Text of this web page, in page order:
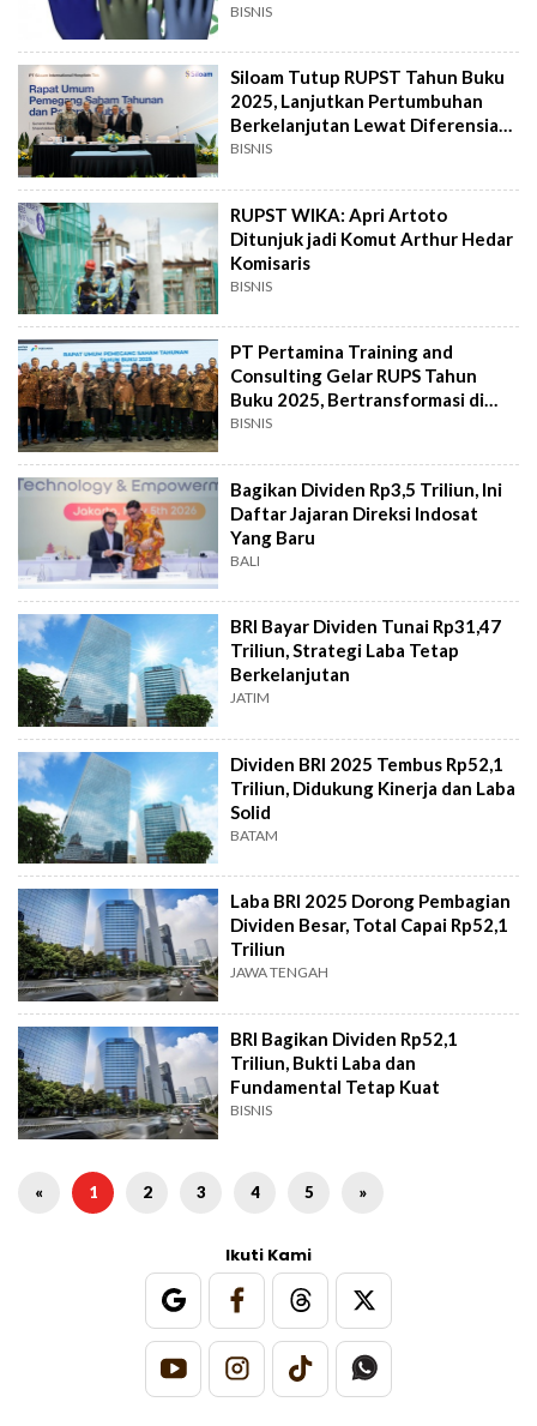
BISNIS
Siloam Tutup RUPST Tahun Buku
2025, Lanjutkan Pertumbuhan
Berkelanjutan Lewat Diferensiasi
Arketipe
BISNIS
RUPST WIKA: Apri Artoto
Ditunjuk jadi Komut Arthur Hedar
Komisaris
BISNIS
PT Pertamina Training and
Consulting Gelar RUPS Tahun
Buku 2025, Bertransformasi di
Tengah Fluktuasi
BISNIS
Bagikan Dividen Rp3,5 Triliun, Ini
Daftar Jajaran Direksi Indosat
Yang Baru
BALI
BRI Bayar Dividen Tunai Rp31,47
Triliun, Strategi Laba Tetap
Berkelanjutan
JATIM
Dividen BRI 2025 Tembus Rp52,1
Triliun, Didukung Kinerja dan Laba
Solid
BATAM
Laba BRI 2025 Dorong Pembagian
Dividen Besar, Total Capai Rp52,1
Triliun
JAWA TENGAH
BRI Bagikan Dividen Rp52,1
Triliun, Bukti Laba dan
Fundamental Tetap Kuat
BISNIS
« 1 2 3 4 5 »
Ikuti Kami